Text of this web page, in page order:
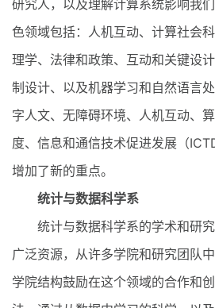
研究人，以及理解计算系统影响我
色领域包括：人机互动、计算社会
理学、法律和政策、互动和关键设
制设计、以及机器学习和自然语言
字人文、无障碍环境、人机互动、
度、信息和通信技术促进发展（
增加了新的重点。
统计与数据科学系
统计与数据科学系的学术和研究
广泛资源，从许多学院和研究团队
学院结构鼓励在这个领域的合作和